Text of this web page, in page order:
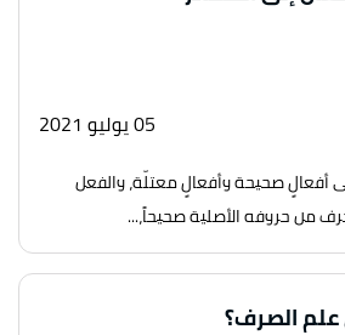
05 يوليو 2021
أفعالٍ صحيحة وأفعالٍ معتلّة، والفعل
من حروفه الأصلية صحيحاً،...
علم الصرف؟